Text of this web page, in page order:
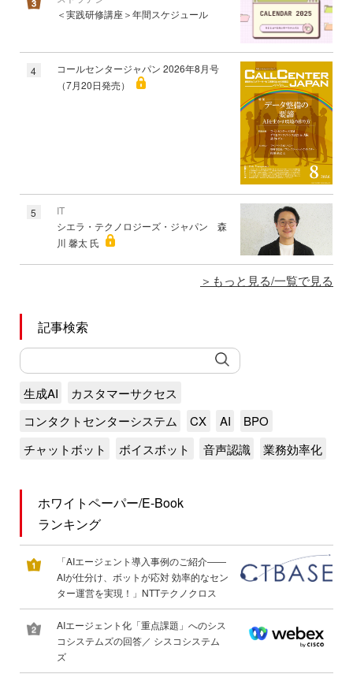
＜実践研修講座＞年間スケジュール
4
コールセンタージャパン 2026年8月号
（7月20日発売）
5
IT
シエラ・テクノロジーズ・ジャパン 森
川 馨太 氏
もっと見る/一覧で見る
記事検索
生成AI
カスタマーサクセス
コンタクトセンターシステム
CX AI
BPO
チャットボット
ボイスボット 音声認識 業務効率化
ホワイトペーパー/E-Book
ランキング
「AIエージェント導入事例のご紹介――
AIが仕分け、ボットが応対 効率的なセン
ター運営を実現！」NTTテクノクロス
AIエージェント化「重点課題」へのシス
コシステムズの回答／ シスコシステム
ズ